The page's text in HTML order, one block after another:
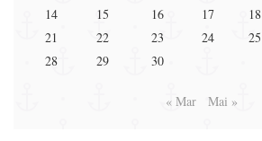
14
15 16 17 18
21
22 23 24 25
28
29 30
« Mar Mai »